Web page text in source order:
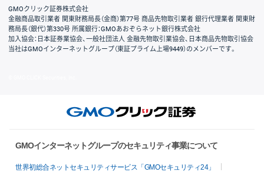
GMOクリック証券株式会社
金融商品取引業者 関東財務局長（金商）第77号 商品先物取引業者 銀行代理業者 関東財
務局長（銀代）第330号 所属銀行：GMOあおぞらネット銀行株式会社
加入協会：日本証券業協会、一般社団法人 金融先物取引業協会、日本商品先物取引協会
当社はGMOインターネットグループ（東証プライム上場9449）のメンバーです。
GMOインターネットグループのセキュリティ事業について
世界初総合ネットセキュリティサービス「GMOセキュリティ24」